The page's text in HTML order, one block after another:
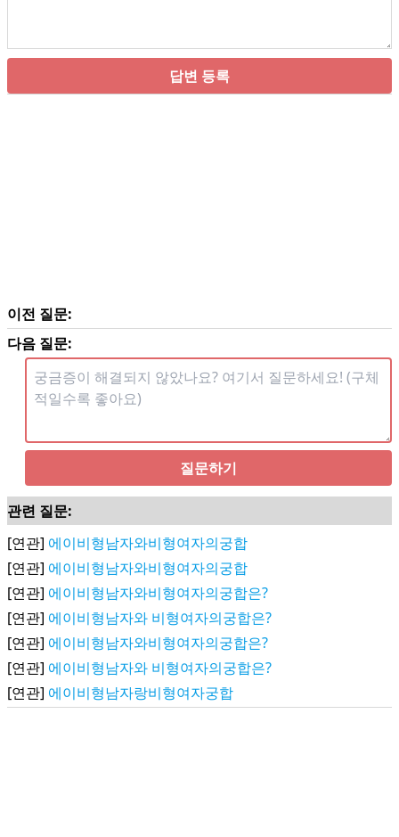
답변 등록
이전 질문:
다음 질문:
질문하기
관련 질문:
[연관] 에이비형남자와비형여자의궁합
[연관] 에이비형남자와비형여자의궁합
[연관] 에이비형남자와비형여자의궁합은?
[연관] 에이비형남자와 비형여자의궁합은?
[연관] 에이비형남자와비형여자의궁합은?
[연관] 에이비형남자와 비형여자의궁합은?
[연관] 에이비형남자랑비형여자궁합